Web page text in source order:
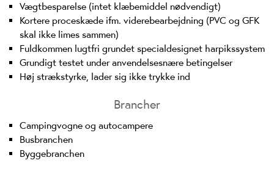
Vægtbesparelse (intet klæbemiddel nødvendigt)
Kortere proceskæde ifm. viderebearbejdning (PVC og GFK
skal ikke limes sammen)
Fuldkommen lugtfri grundet specialdesignet harpikssystem
Grundigt testet under anvendelsesnære betingelser
Høj strækstyrke, lader sig ikke trykke ind
Brancher
Campingvogne og autocampere
Busbranchen
Byggebranchen